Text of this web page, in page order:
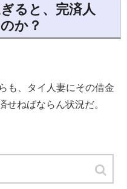
ると、完済人
か？
も、タイ人妻にその借金
せねばならん状況だ。
られている。